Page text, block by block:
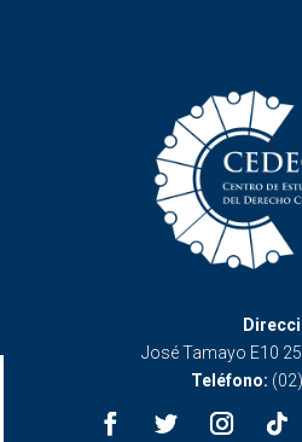
José Tamayo E10
Teléfono: